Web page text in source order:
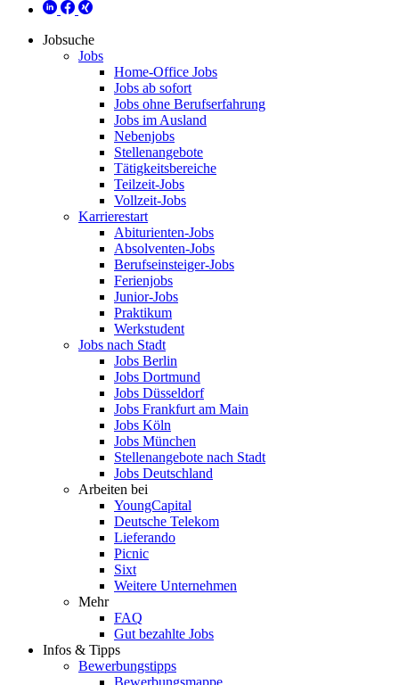
Jobsuche
Jobs
Home-Office Jobs
Jobs ab sofort
Jobs ohne Berufserfahrung
Jobs im Ausland
Nebenjobs
Stellenangebote
Tätigkeitsbereiche
Teilzeit-Jobs
Vollzeit-Jobs
Karrierestart
Abiturienten-Jobs
Absolventen-Jobs
Berufseinsteiger-Jobs
Ferienjobs
Junior-Jobs
Praktikum
Werkstudent
Jobs nach Stadt
Jobs Berlin
Jobs Dortmund
Jobs Düsseldorf
Jobs Frankfurt am Main
Jobs Köln
Jobs München
Stellenangebote nach Stadt
Jobs Deutschland
Arbeiten bei
YoungCapital
Deutsche Telekom
Lieferando
Picnic
Sixt
Weitere Unternehmen
Mehr
FAQ
Gut bezahlte Jobs
Infos & Tipps
Bewerbungstipps
Bewerbungsmappe